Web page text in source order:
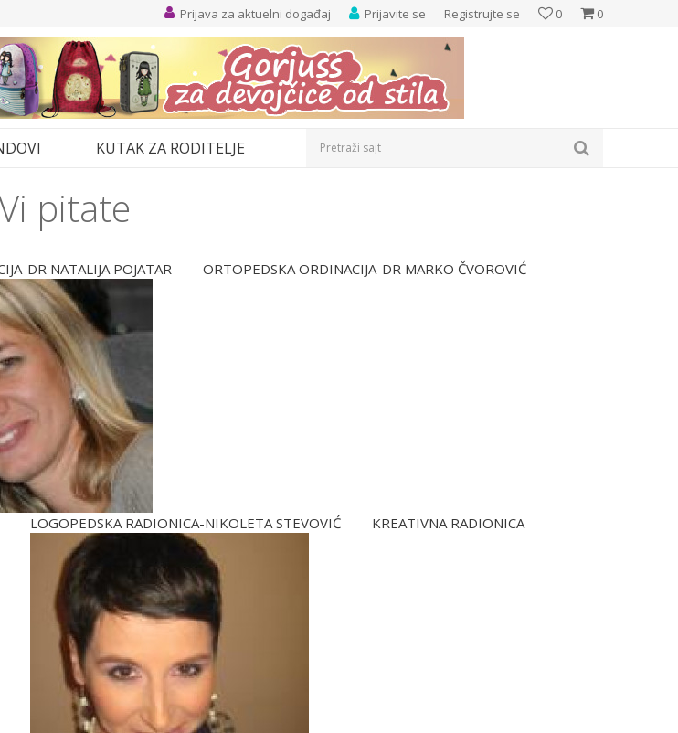
0
0
Prijavite se Registrujte se
Prijava za aktuelni događaj
KUTAK ZA RODITELJE Pretraži sajt
pitate
DR NATALIJA POJATAR ORTOPEDSKA ORDINACIJA-DR MARKO ČVOROVIĆ
LOGOPEDSKA RADIONICA-NIKOLETA STEVOVIĆ KREATIVNA RADIONICA